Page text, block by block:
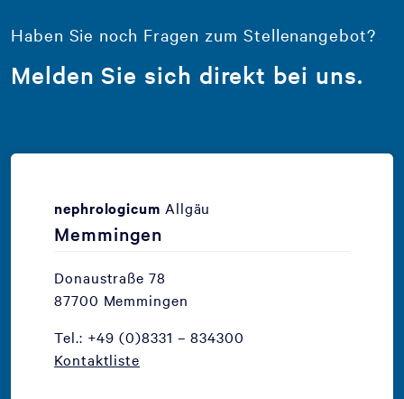
Haben Sie noch Fragen zum Stellenangebot?
Melden Sie sich direkt bei uns.
nephrologicum Allgäu
Memmingen
Donaustraße 78
87700 Memmingen
Tel.: +49 (0)8331 – 834300
Kontaktliste